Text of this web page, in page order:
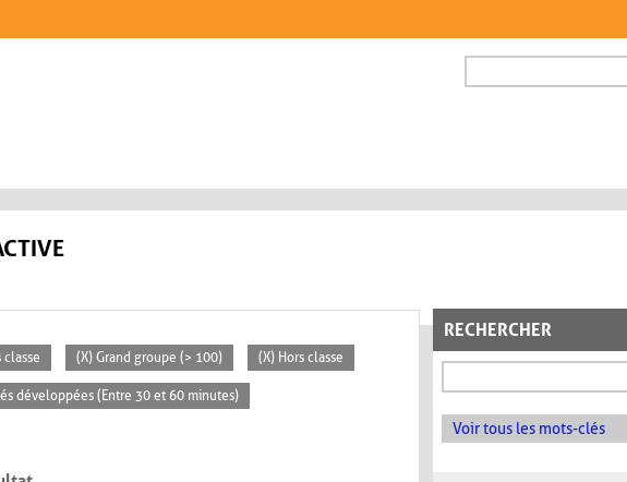
FORMULAIRE DE
RECHERCHER
Voir tous les mots-clés
classe (X) Grand groupe (> 100) (X) Hors classe
développées (Entre 30 et 60 minutes)